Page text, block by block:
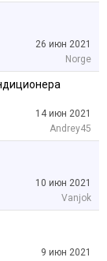
26 июн 2021
Norge
14 июн 2021
Andrey45
10 июн 2021
Vanjok
9 июн 2021